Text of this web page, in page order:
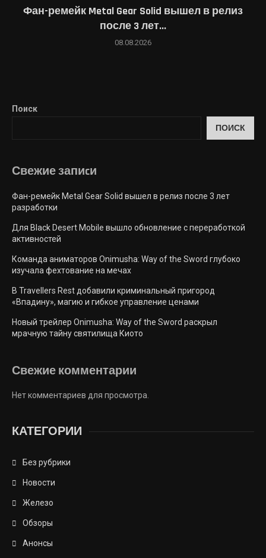
Фан-ремейк Metal Gear Solid вышел в релиз
после 3 лет...
08.08.2026
Поиск
ПОИСК
Свежие запиcи
Фан-ремейк Metal Gear Solid вышел в релиз после 3 лет
разработки
Для Black Desert Mobile вышло обновление с переработкой
активностей
Команда аниматоров Onimusha: Way of the Sword глубоко
изучала фехтование на мечах
В Travellers Rest добавили криминальный пригород
«Впадину», магию и гибкое управление ценами
Новый трейлер Onimusha: Way of the Sword раскрыл
мрачную тайну святилища Киото
Свежие комментарии
Нет комментариев для просмотра.
КАТЕГОРИИ
Без рубрики
Новости
Железо
Обзоры
Анонсы